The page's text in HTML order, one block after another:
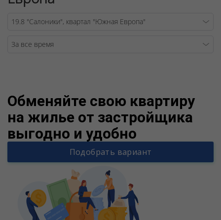
Обменяйте свою квартиру
на жилье от застройщика
выгодно и удобно
Подобрать вариант